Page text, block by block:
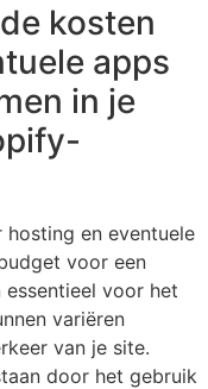
kosten
apps
in je
en eventuele
voor een
voor het
variëren
van je site.
door het gebruik